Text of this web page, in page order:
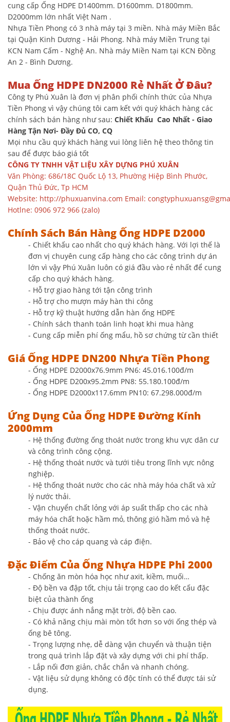
cung cấp Ống HDPE D1400mm. D1600mm. D1800mm.
D2000mm lớn nhất Việt Nam .
Nhựa Tiền Phong có 3 nhà máy tại 3 miền. Nhà máy Miền Bắc
tại Quận Kinh Dương - Hải Phong. Nhà máy Miền Trung tại
KCN Nam Cấm - Nghệ An. Nhà máy Miền Nam tại KCN Đồng
An 2 - Bình Dương.
Mua Ống HDPE DN2000 Rẻ Nhất Ở Đâu?
Công ty Phú Xuân là đơn vị phân phối chính thức của Nhựa
Tiền Phong vì vậy chúng tôi cam kết với quý khách hàng các
chính sách bán hàng như sau: Chiết Khấu Cao Nhất - Giao
Hàng Tận Nơi- Đầy Đủ CO, CQ
Mọi nhu cầu quý khách hàng vui lòng liên hệ theo thông tin
sau để được báo giá tốt
CÔNG TY TNHH VẬT LIỆU XÂY DỰNG PHÚ XUÂN
Văn Phòng: 686/18C Quốc Lộ 13, Phường Hiệp Bình Phước,
Quận Thủ Đức, Tp HCM
Website: http://phuxuanvina.com Email:
Hotlne: 0906 972 966 (zalo)
Chính Sách Bán Hàng Ống HDPE D2000
- Chiết khấu cao nhất cho quý khách hàng. Với lợi thế là
đơn vị chuyên cung cấp hàng cho các công trình dự án
lớn vì vậy Phú Xuân luôn có giá đầu vào rẻ nhất để cung
cấp cho quý khách hàng.
- Hỗ trợ giao hàng tới tận công trình
- Hỗ trợ cho mượn máy hàn thi công
- Hỗ trợ kỹ thuật hướng dẫn hàn ống HDPE
- Chính sách thanh toán linh hoạt khi mua hàng
- Cung cấp miễn phí ống mẩu, hồ sơ chứng từ cần thiết
Giá Ống HDPE DN200 Nhựa Tiền Phong
- Ống HDPE D2000x76.9mm PN6: 45.016.100đ/m
- Ống HDPE D200x95.2mm PN8: 55.180.100đ/m
- Ống HDPE D2000x117.6mm PN10: 67.298.000đ/m
Ứng Dụng Của Ống HDPE Đường Kính
2000mm
- Hệ thống đường ống thoát nước trong khu vực dân cư
và công trình công cộng.
- Hệ thống thoát nước và tưới tiêu trong lĩnh vực nông
nghiệp.
- Hệ thống thoát nước cho các nhà máy hóa chất và xử
lý nước thải.
- Vận chuyển chất lỏng với áp suất thấp cho các nhà
máy hóa chất hoặc hầm mỏ, thông gió hầm mỏ và hệ
thống thoát nước.
- Bảo vệ cho cáp quang và cáp điện.
Đặc Điểm Của Ống Nhựa HDPE Phi 2000
- Chống ăn mòn hóa học như axit, kiềm, muối…
- Độ bền va đập tốt, chịu tải trọng cao do kết cấu đặc
biệt của thành ống
- Chịu được ánh nắng mặt trời, độ bền cao.
- Có khả năng chịu mài mòn tốt hơn so với ống thép và
ống bê tông.
- Trọng lượng nhẹ, dễ dàng vận chuyển và thuận tiện
trong quá trình lắp đặt và xây dựng với chi phí thấp.
- Lắp nối đơn giản, chắc chắn và nhanh chóng.
- Vật liệu sử dụng không có độc tính có thể được tái sử
dụng.